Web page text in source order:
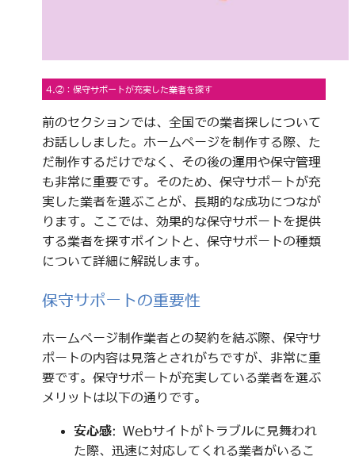
4.②：保守サポートが充実した業者を探す
前のセクションでは、全国での業者探しについて
お話ししました。ホームページを制作する際、た
だ制作するだけでなく、その後の運用や保守管理
も非常に重要です。そのため、保守サポートが充
実した業者を選ぶことが、長期的な成功につなが
ります。ここでは、効果的な保守サポートを提供
する業者を探すポイントと、保守サポートの種類
について詳細に解説します。
保守サポートの重要性
ホームページ制作業者との契約を結ぶ際、保守サ
ポートの内容は見落とされがちですが、非常に重
要です。保守サポートが充実している業者を選ぶ
メリットは以下の通りです。
安心感: Webサイトがトラブルに見舞われ
た際、迅速に対応してくれる業者がいるこ